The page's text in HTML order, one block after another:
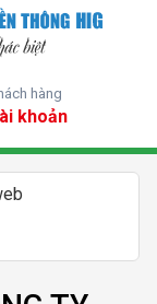
hàng
khoản